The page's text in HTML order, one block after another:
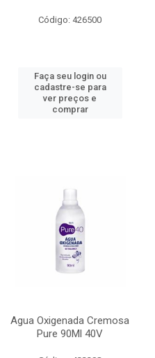
Código: 426500
Faça seu login ou
cadastre-se para
ver preços e
comprar
Agua Oxigenada Cremosa
Pure 90Ml 40V